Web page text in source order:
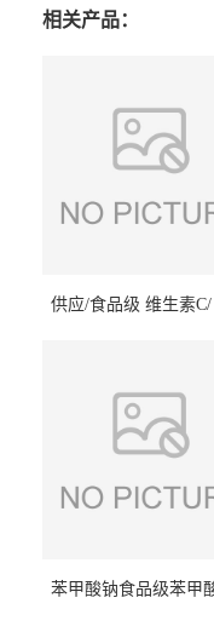
相关产品：
供应/食品级 维生素
苯甲酸钠食品级苯甲